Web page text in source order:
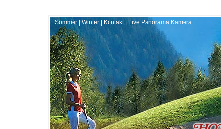
Sommer Winter Kontakt| Live Panorama Kamera